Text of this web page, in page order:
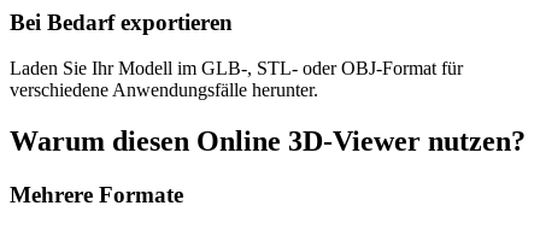
Bei Bedarf exportieren
Laden Sie Ihr Modell im GLB-, STL- oder OBJ-Format für
verschiedene Anwendungsfälle herunter.
Warum diesen Online 3D-Viewer nutzen?
Mehrere Formate